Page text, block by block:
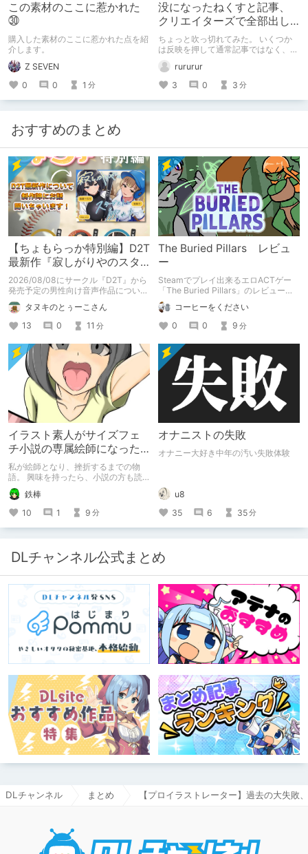
この素材のここに惹かれた
㉚
購入した素材のここに惹かれた点を紹
介します。
Z SEVEN
0
0 1 分
没になったねくすと記事、
クリエイターズで全部出し
てみます。
ちょっと吹っ切れてみた。 いくつか
は反映を押して通常記事ではなく、ク
リエイター記事として出してみようか
なと。rururur
3
0 3 分
おすすめのまとめ
【ちょもらっか特別編】D2T
最新作『寂しがりやのスタ
ーダストと触れあって』制
作陣にインタビュー！🎤
2026/08/08にサークル『D2T』から
発売予定の男性向け音声作品について
逆神ラニさんと不束こけしさんにお話
聞いちゃいました！夏コミに関する告
知もあります！
タヌキのとぅーこさん
13
0 11 分
The Buried Pillars レビュ
ー
Steamでプレイ出来るエロACTゲー
「The Buried Pillars」のレビューで
す。
コーヒーをください
0
0 9 分
イラスト素人がサイズフェ
チ小説の専属絵師になった
お話
私が絵師となり、挫折するまでの物
語。 興味を持ったら、小説の方も読
んで欲しいなって感じ 私の絵を使っ
てくれてる小説書きさんのページＵＲ
Ｌ
https://www.pixiv.net/users/341489
73/novels?p=1
鉄棒
10
1 9 分
オナニストの失敗
オナニー大好き中年の汚い失敗体験
u8
35
6 35分
DLチャンネル公式まとめ
DLチャンネル まとめ 【プロイラストレーター】過去の大失敗